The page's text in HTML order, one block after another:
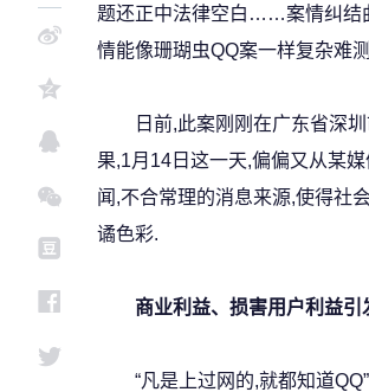
题还正中法律空白……案情纠结
情能像珊瑚虫QQ案一样复杂难
日前,此案刚刚在广东省深圳
果,1月14日这一天,偏偏又从某
闻,不合常理的消息来源,使得社
谲色彩.
商业利益、损害用户利益引
“凡是上过网的,就都知道